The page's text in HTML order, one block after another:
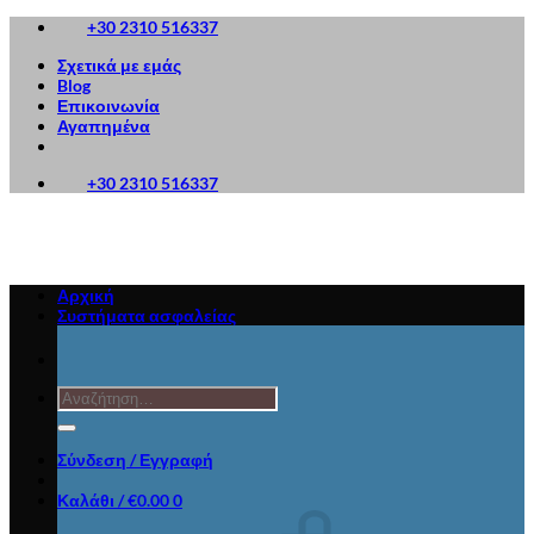
Μετάβαση
περιεχόμενο
+30 2310 516337
Σχετικά με εμάς
Blog
Επικοινωνία
Αγαπημένα
+30 2310 516337
Αναζήτηση
για:
Σύνδεση / Εγγραφή
Καλάθι /€0.000
Αρχική
Συστήματα ασφαλείας